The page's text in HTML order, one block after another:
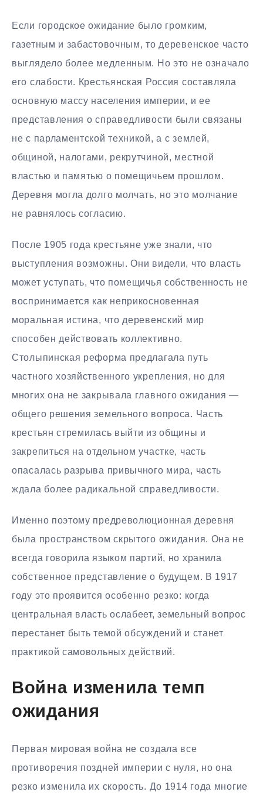
Если городское ожидание было громким,
газетным и забастовочным, то деревенское часто
выглядело более медленным. Но это не означало
его слабости. Крестьянская Россия составляла
основную массу населения империи, и ее
представления о справедливости были связаны
не с парламентской техникой, а с землей,
общиной, налогами, рекрутчиной, местной
властью и памятью о помещичьем прошлом.
Деревня могла долго молчать, но это молчание
не равнялось согласию.
После 1905 года крестьяне уже знали, что
выступления возможны. Они видели, что власть
может уступать, что помещичья собственность не
воспринимается как неприкосновенная
моральная истина, что деревенский мир
способен действовать коллективно.
Столыпинская реформа предлагала путь
частного хозяйственного укрепления, но для
многих она не закрывала главного ожидания —
общего решения земельного вопроса. Часть
крестьян стремилась выйти из общины и
закрепиться на отдельном участке, часть
опасалась разрыва привычного мира, часть
ждала более радикальной справедливости.
Именно поэтому предреволюционная деревня
была пространством скрытого ожидания. Она не
всегда говорила языком партий, но хранила
собственное представление о будущем. В 1917
году это проявится особенно резко: когда
центральная власть ослабеет, земельный вопрос
перестанет быть темой обсуждений и станет
практикой самовольных действий.
Война изменила темп
ожидания
Первая мировая война не создала все
противоречия поздней империи с нуля, но она
резко изменила их скорость. До 1914 года многие